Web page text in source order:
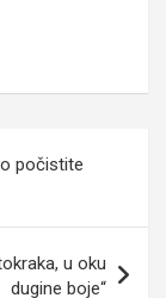
počistite
u oku
dugine boje“